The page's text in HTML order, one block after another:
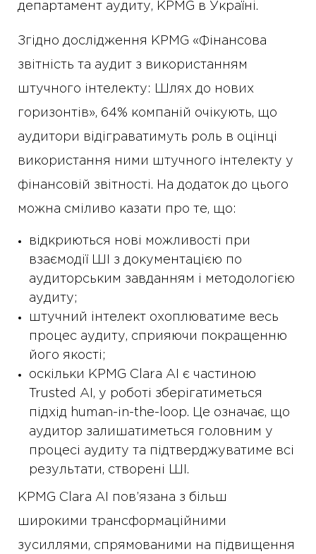
департамент аудиту, KPMG в Україні.
Згідно дослідження KPMG «Фінансова
звітність та аудит з використанням
штучного інтелекту: Шлях до нових
горизонтів», 64% компаній очікують, що
аудитори відіграватимуть роль в оцінці
використання ними штучного інтелекту у
фінансовій звітності. На додаток до цього
можна сміливо казати про те, що:
відкриються нові можливості при
взаємодії ШІ з документацією по
аудиторським завданням і методологією
аудиту;
штучний інтелект охоплюватиме весь
процес аудиту, сприяючи покращенню
його якості;
оскільки KPMG Clara AI є частиною
Trusted AI, у роботі зберігатиметься
підхід human-in-the-loop. Це означає, що
аудитор залишатиметься головним у
процесі аудиту та підтверджуватиме всі
результати, створені ШІ.
KPMG Clara AI пов’язана з більш
широкими трансформаційними
зусиллями, спрямованими на підвищення